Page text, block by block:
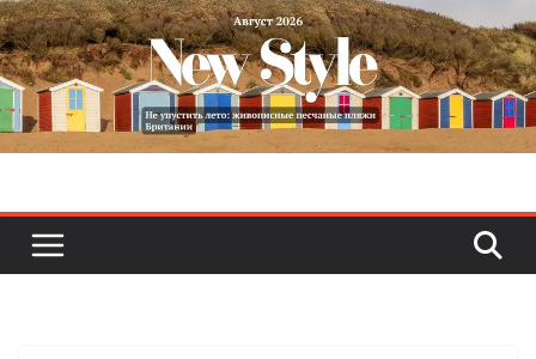
Skip
to
content